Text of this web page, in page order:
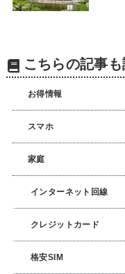
こちらの記事
お得情報
スマホ
家庭
インターネット回線
クレジットカード
格安SIM